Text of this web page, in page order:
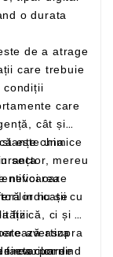
cât și
chimice
indicații cu
nu se